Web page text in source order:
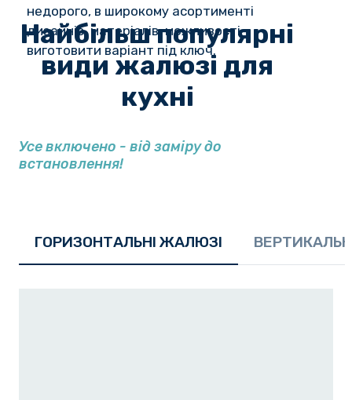
недорого, в широкому асортименті
дизайнів, матеріалів, можливості
виготовити варіант під ключ.
Найбільш популярні
види жалюзі для
кухні
Усе включено - від заміру до
встановлення!
ГОРИЗОНТАЛЬНІ ЖАЛЮЗІ